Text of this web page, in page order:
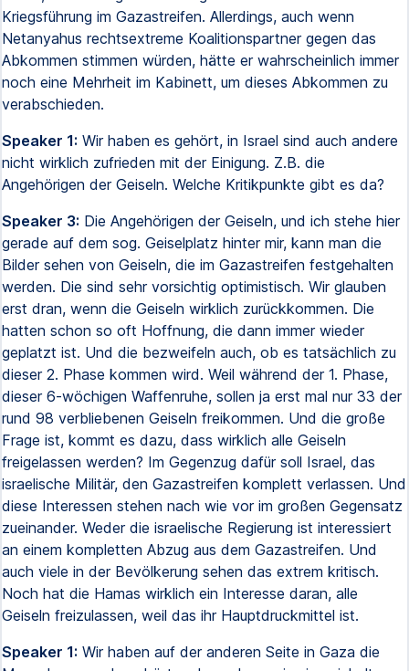
Kriegsführung im Gazastreifen. Allerdings, auch wenn
Netanyahus rechtsextreme Koalitionspartner gegen das
Abkommen stimmen würden, hätte er wahrscheinlich immer
noch eine Mehrheit im Kabinett, um dieses Abkommen zu
verabschieden.
Speaker 1: Wir haben es gehört, in Israel sind auch andere
nicht wirklich zufrieden mit der Einigung. Z.B. die
Angehörigen der Geiseln. Welche Kritikpunkte gibt es da?
Speaker 3: Die Angehörigen der Geiseln, und ich stehe hier
gerade auf dem sog. Geiselplatz hinter mir, kann man die
Bilder sehen von Geiseln, die im Gazastreifen festgehalten
werden. Die sind sehr vorsichtig optimistisch. Wir glauben
erst dran, wenn die Geiseln wirklich zurückkommen. Die
hatten schon so oft Hoffnung, die dann immer wieder
geplatzt ist. Und die bezweifeln auch, ob es tatsächlich zu
dieser 2. Phase kommen wird. Weil während der 1. Phase,
dieser 6-wöchigen Waffenruhe, sollen ja erst mal nur 33 der
rund 98 verbliebenen Geiseln freikommen. Und die große
Frage ist, kommt es dazu, dass wirklich alle Geiseln
freigelassen werden? Im Gegenzug dafür soll Israel, das
israelische Militär, den Gazastreifen komplett verlassen. Und
diese Interessen stehen nach wie vor im großen Gegensatz
zueinander. Weder die israelische Regierung ist interessiert
an einem kompletten Abzug aus dem Gazastreifen. Und
auch viele in der Bevölkerung sehen das extrem kritisch.
Noch hat die Hamas wirklich ein Interesse daran, alle
Geiseln freizulassen, weil das ihr Hauptdruckmittel ist.
Speaker 1: Wir haben auf der anderen Seite in Gaza die